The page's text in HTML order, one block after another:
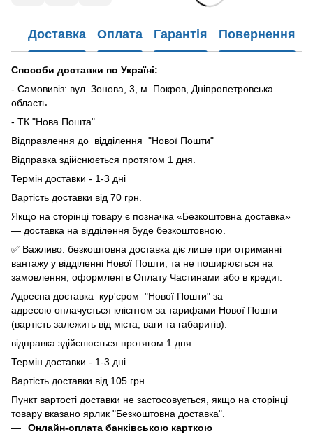
Доставка Оплата Гарантія Повернення
Способи доставки по Україні:
- Самовивіз: вул. Зонова, 3, м. Покров, Дніпропетровська
область
- ТК "Нова Пошта"
Відправлення до відділення "Нової Пошти"
Відправка здійснюється протягом 1 дня.
Термін доставки - 1-3 дні
Вартість доставки від 70 грн.
Якщо на сторінці товару є позначка «Безкоштовна доставка»
— доставка на відділення буде безкоштовною.
✅ Важливо: безкоштовна доставка діє лише при отриманні
вантажу у відділенні Нової Пошти, та не поширюється на
замовлення, оформлені в Оплату Частинами або в кредит.
Адресна доставка кур'єром "Нової Пошти" за
адресою оплачується клієнтом за тарифами Нової Пошти
(вартість залежить від міста, ваги та габаритів).
відправка здійснюється протягом 1 дня.
Термін доставки - 1-3 дні
Вартість доставки від 105 грн.
Пункт вартості доставки не застосовується, якщо на сторінці
товару вказано ярлик "Безкоштовна доставка".
Онлайн-оплата банківською карткою